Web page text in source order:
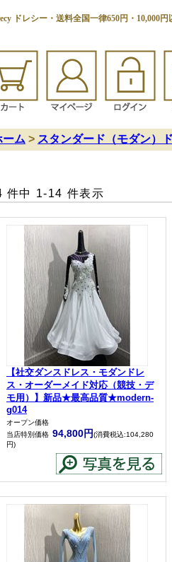
ドレシー・送料全国一律650円・10,000
ーム > スタンダード（モダン）
件中 1-14 件表示
【社交ダンスドレス・モダンドレ
ス・オーダーメイド対応（競技・デ
モ用）】新品★最高品質★modern-
g014
オープン価格
当店特別価格 94,800円(消費税込:104,280
円)